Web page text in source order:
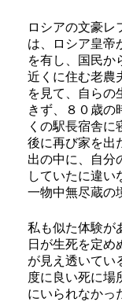
ロシアの文豪レ
は、ロシア皇帝
を有し、国民か
近くに住む老農
を見て、自らの
きず、８０歳の
くの駅長宿舎
後に再び家を出
出の中に、自分
していたに違い
一物中無尽蔵の
私も似た体験が
日が生死を定め
が見え透いてい
度に良い死に場
にいられなかっ